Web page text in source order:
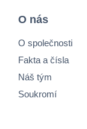
O nás
O společnosti
Fakta a čísla
Náš tým
Soukromí